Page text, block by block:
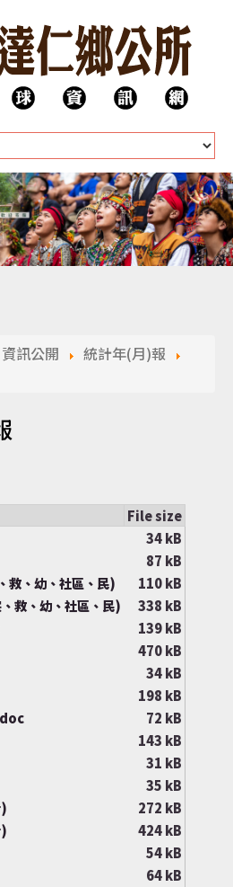
資訊公開
統計年(月)報
File size
34 kB
87 kB
救、幼、社區、民)
110 kB
救、幼、社區、民)
338 kB
139 kB
470 kB
34 kB
198 kB
72 kB
143 kB
31 kB
35 kB
272 kB
424 kB
54 kB
64 kB